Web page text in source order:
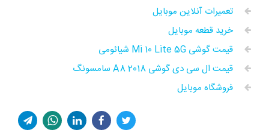
تعمیرات آنلاین موبایل
خرید قطعه موبایل
قیمت گوشی Mi 10 Lite 5G شیائومی
قیمت ال سی دی گوشی A8 2018 سامسونگ
فروشگاه موبایل